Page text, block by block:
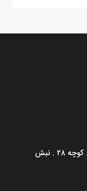
قم . میدان ۷۲ تن . بلوار کوه سفید . کوچه ۲۸ . نبش